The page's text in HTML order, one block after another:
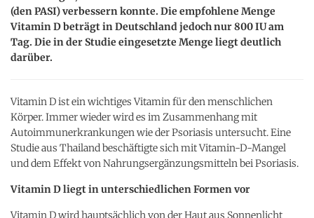
(den PASI) verbessern konnte. Die empfohlene Menge
Vitamin D beträgt in Deutschland jedoch nur 800 IU am
Tag. Die in der Studie eingesetzte Menge liegt deutlich
darüber.
Vitamin D ist ein wichtiges Vitamin für den menschlichen
Körper. Immer wieder wird es im Zusammenhang mit
Autoimmunerkrankungen wie der Psoriasis untersucht. Eine
Studie aus Thailand beschäftigte sich mit Vitamin-D-Mangel
und dem Effekt von Nahrungsergänzungsmitteln bei Psoriasis.
Vitamin D liegt in unterschiedlichen Formen vor
Vitamin D wird hauptsächlich von der Haut aus Sonnenlicht